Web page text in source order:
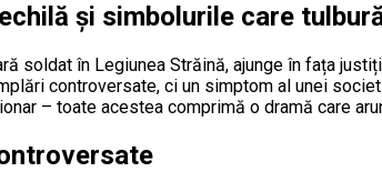
și simbolurile care
soldat în Legiunea Străină, ajunge în fața
controversate, ci un simptom al unei
– toate acestea comprimă o dramă care